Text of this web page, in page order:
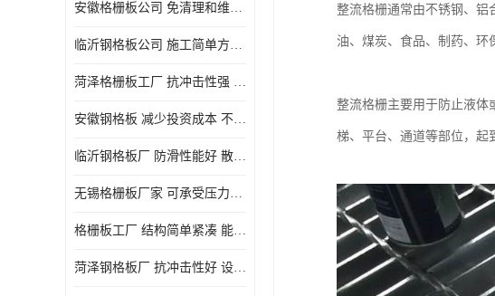
安徽格栅板公司 免清理和维护 安装需要人工少
临沂钢格板公司 施工简单方便 通风好 减少风阻
菏泽格栅板工厂 抗冲击性强 安装需要人工少
安徽钢格板 减少投资成本 不用清洗和维护
临沂钢格板厂 防滑性能好 散热防爆效果好
无锡格栅板厂家 可承受压力强 安装需要人工少
格栅板工厂 结构简单紧凑 能减少风力破坏
菏泽钢格板厂 抗冲击性好 设计规范 通风透光
整流格栅通常由不锈钢、铝
油、煤炭、食品、制药、环
整流格栅主要用于防止液体
梯、平台、通道等部位，起